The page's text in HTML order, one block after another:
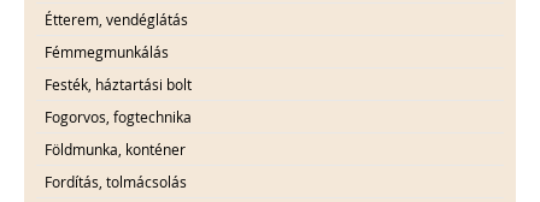
Étterem, vendéglátás
Fémmegmunkálás
Festék, háztartási bolt
Fogorvos, fogtechnika
Földmunka, konténer
Fordítás, tolmácsolás